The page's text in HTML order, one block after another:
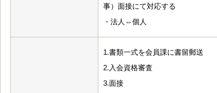
事）面接にて対応する
・法人⇔個人
1.書類一式を会員課に書留郵送
2.入会資格審査
3.面接